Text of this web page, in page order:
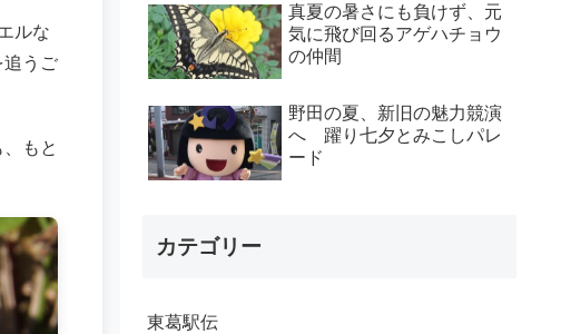
ルな
追うご
もと
真夏の暑さにも負けず、元
気に飛び回るアゲハチョウ
の仲間
野田の夏、新旧の魅力競演
へ 躍り七夕とみこしパレ
ード
カテゴリー
東葛駅伝